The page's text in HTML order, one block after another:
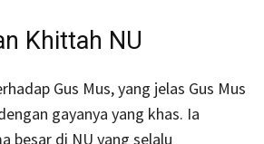
Khittah NU
Gus Mus, yang jelas Gus Mus
gayanya yang khas. Ia
besar di NU yang selalu